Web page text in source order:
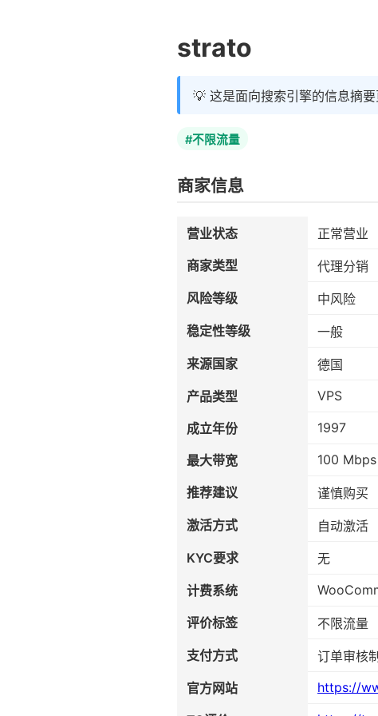
strato
💡 这是面向搜索引擎的信息摘要
#不限流量
商家信息
营业状态
正常营业
商家类型
代理分销
风险等级
中风险
稳定性等级
一般
来源国家
德国
产品类型
VPS
成立年份 1997
最大带宽 100 Mbps
推荐建议
谨慎购买
激活方式
自动激活
KYC要求
无
计费系统
评价标签
不限流量
支付方式
订单审核
官方网站
https://